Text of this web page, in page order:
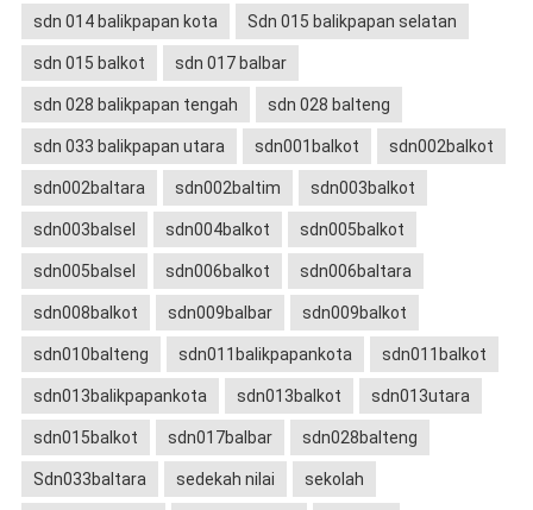
sdn 014 balikpapan kota Sdn 015 balikpapan selatan
sdn 015 balkot sdn 017 balbar
sdn 028 balikpapan tengah sdn 028 balteng
sdn 033 balikpapan utara sdn001balkot sdn002balkot
sdn002baltara sdn002baltim sdn003balkot
sdn003balsel sdn004balkot sdn005balkot
sdn005balsel sdn006balkot sdn006baltara
sdn008balkot sdn009balbar sdn009balkot
sdn010balteng sdn011balikpapankota sdn011balkot
sdn013balikpapankota sdn013balkot sdn013utara
sdn015balkot sdn017balbar sdn028balteng
Sdn033baltara sedekah nilai sekolah